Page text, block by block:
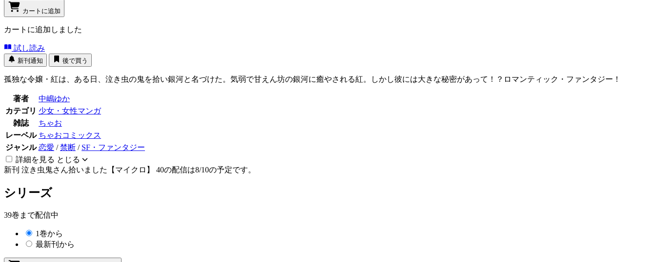
カートに追加
カートに追加しました
試し読み
新刊通知 後で買う
孤独な令嬢・紅は、ある日、泣き虫の鬼を拾い銀河と名づけた。気弱で甘えん坊の銀河に癒やされる紅。しかし彼には大きな秘密があって！？ロマンティック・ファンタジー！
著者
中嶋ゆか
カテゴリ 少女・女性マンガ
雑誌
ちゃお
レーベル ちゃおコミックス
ジャンル 恋愛 /禁断 / SF・ファンタジー
詳細を見る とじる
新刊 泣き虫鬼さん拾いました【マイクロ】 40の配信は8/10の予定です。
シリーズ
39巻まで配信中
1巻から
最新刊から